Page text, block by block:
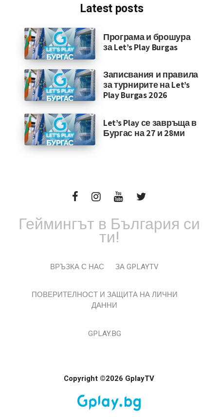
Latest posts
Програма и брошура
за Let’s Play Burgas
Записвания и правила
за турнирите на Let’s
Play Burgas 2026
Let’s Play се завръща в
Бургас на 27 и 28ми
Геймингът в България си
ти!
ВРЪЗКА С НАС ЗА GPLAYTV
ПОВЕРИТЕЛНОСТ И ЗАЩИТА НА ЛИЧНИ
ДАННИ
GPLAY.BG
Copyright ©2026 GplayTV